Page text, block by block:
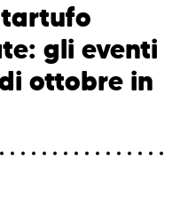
gli eventi
ottobre in